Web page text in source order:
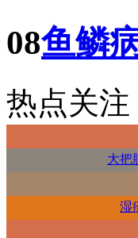
08鱼鳞
热点关注
大把
湿